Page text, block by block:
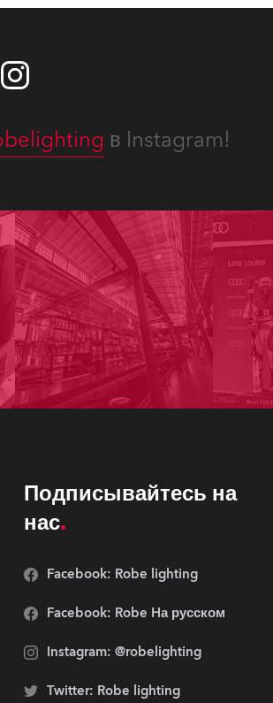
в Instagram!
Подписывайтесь на
нас
Facebook: Robe lighting
Facebook: Robe Hа русском
Instagram: @robelighting
Twitter: Robe lighting